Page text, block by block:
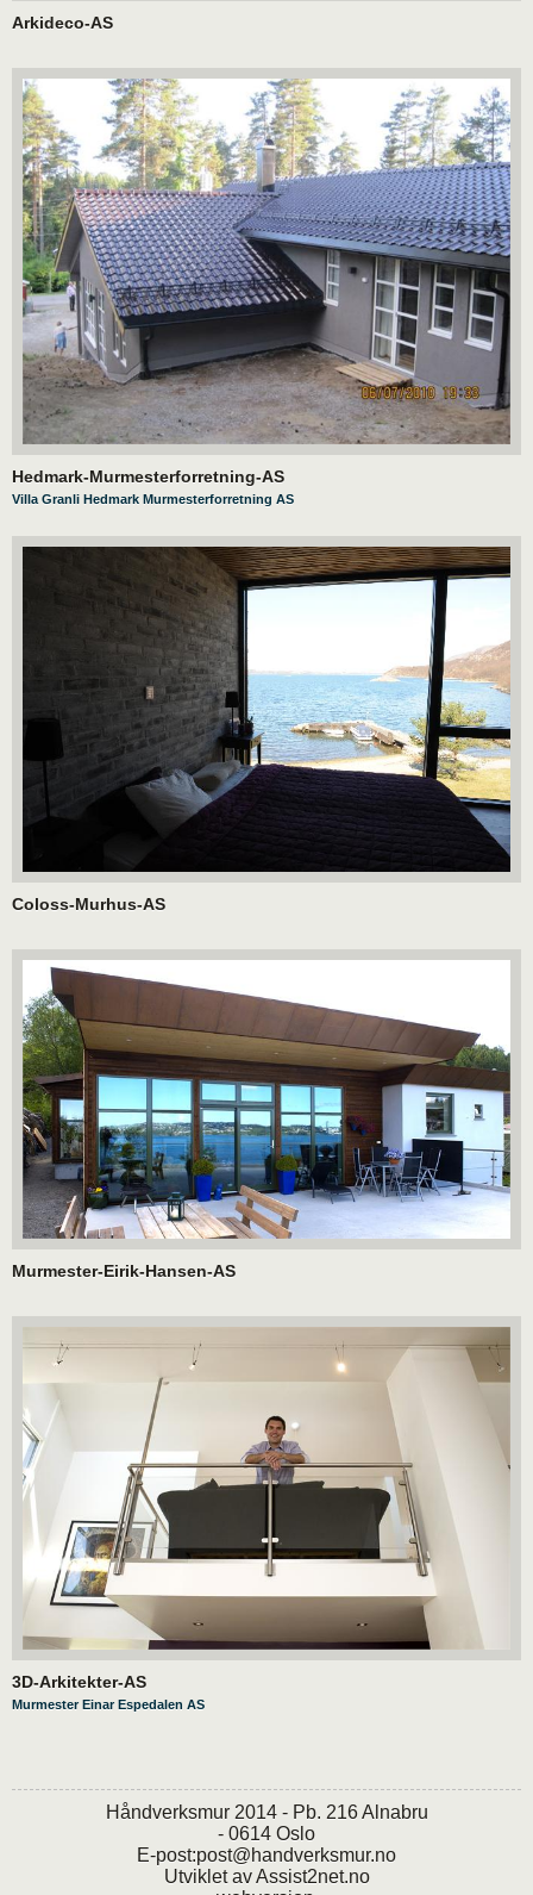
Arkideco-AS
Hedmark-Murmesterforretning-AS
Villa Granli Hedmark Murmesterforretning AS
Coloss-Murhus-AS
Murmester-Eirik-Hansen-AS
3D-Arkitekter-AS
Murmester Einar Espedalen AS
Håndverksmur 2014 - Pb. 216 Alnabru
- 0614 Oslo
E-post:post@handverksmur.no
Utviklet avAssist2net.no